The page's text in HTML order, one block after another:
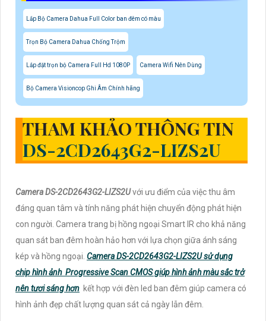
Lắp Bộ Camera Dahua Full Color ban đêm có màu
Trọn Bộ Camera Dahua Chống Trộm
Lắp đặt trọn bộ Camera Full Hd 1080P Camera Wifi Nên Dùng
Bộ Camera Visioncop Ghi Âm Chính hãng
THAM KHẢO THÔNG TIN
DS-2CD2643G2-LIZS2U
Camera DS-2CD2643G2-LIZS2Uvới ưu điểm của việc thu âm
đáng quan tâm và tính năng phát hiện chuyển động phát hiện
con người. Camera trang bị hồng ngoại Smart IR cho khả năng
quan sát ban đêm hoàn hảo hơn với lựa chọn giữa ánh sáng
kép và hồng ngoại. Camera DS-2CD2643G2-LIZS2U sử dụng
chip hình ảnh Progressive Scan CMOS giúp hình ảnh màu sắc trở
nên tươi sáng hơn kết hợp với đèn led ban đêm giúp camera có
hình ảnh đẹp chất lượng quan sát cả ngày lẫn đêm.